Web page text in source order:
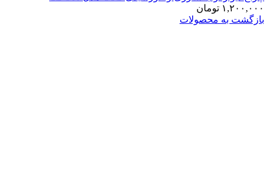
۱,۲۰۰,۰۰۰ تومان
بازگشت به محصولات